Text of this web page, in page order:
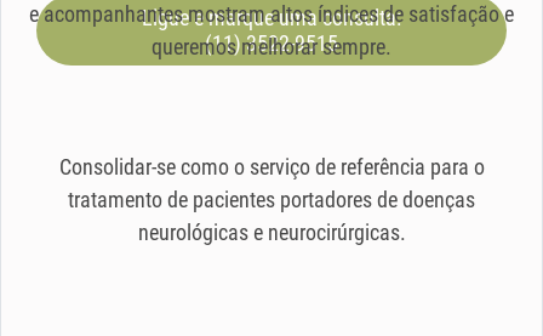
Ligue e marque uma consulta:
(11) 3522-9515
e acompanhantes mostram altos índices de satisfação e
queremos melhorar sempre.
Consolidar-se como o serviço de referência para o
tratamento de pacientes portadores de doenças
neurológicas e neurocirúrgicas.